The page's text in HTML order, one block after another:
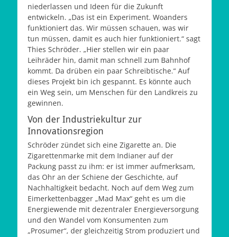
niederlassen und Ideen für die Zukunft
entwickeln. „Das ist ein Experiment. Woanders
funktioniert das. Wir müssen schauen, was wir
tun müssen, damit es auch hier funktioniert.“ sagt
Thies Schröder. „Hier stellen wir ein paar
Leihräder hin, damit man schnell zum Bahnhof
kommt. Da drüben ein paar Schreibtische.“ Auf
dieses Projekt bin ich gespannt. Es könnte auch
ein Weg sein, um Menschen für den Landkreis zu
gewinnen.
Von der Industriekultur zur
Innovationsregion
Schröder zündet sich eine Zigarette an. Die
Zigarettenmarke mit dem Indianer auf der
Packung passt zu ihm: er ist immer aufmerksam,
das Ohr an der Schiene der Geschichte, auf
Nachhaltigkeit bedacht. Noch auf dem Weg zum
Eimerkettenbagger „Mad Max“ geht es um die
Energiewende mit dezentraler Energieversorgung
und den Wandel vom Konsumenten zum
„Prosumer“, der gleichzeitig Strom produziert und